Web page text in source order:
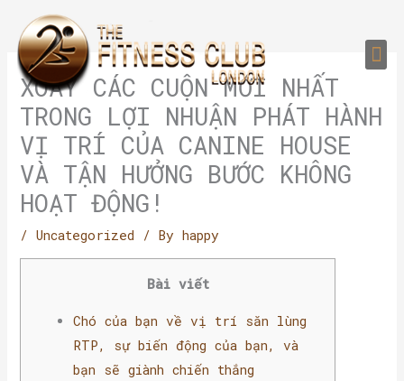
content
XOAY CÁC CUỘN MỚI NHẤT
TRONG LỢI NHUẬN PHÁT HÀNH
VỊ TRÍ CỦA CANINE HOUSE
VÀ TẬN HƯỞNG BƯỚC KHÔNG
HOẠT ĐỘNG!
/Uncategorized / Byhappy
Bài viết
Chó của bạn về vị trí săn lùng
RTP, sự biến động của bạn, và
bạn sẽ giành chiến thắng